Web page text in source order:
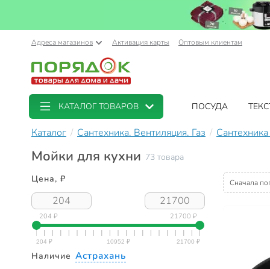
Адреса магазинов Активация карты Оптовым клиентам
КАТАЛОГ ТОВАРОВ ПОСУДА
Каталог Сантехника. Вентиляция. Газ
Мойки для кухни 73 товара
Цена, ₽
204 ₽ 21700 ₽
Наличие Астрахань
Сначала